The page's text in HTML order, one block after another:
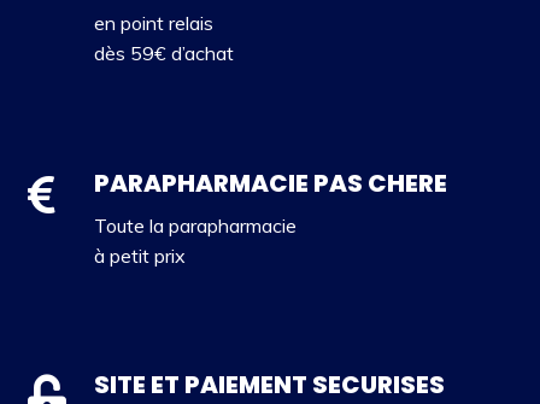
en point relais
dès 59€ d’achat
PARAPHARMACIE PAS CHERE
Toute la parapharmacie
à petit prix
SITE ET PAIEMENT SECURISES